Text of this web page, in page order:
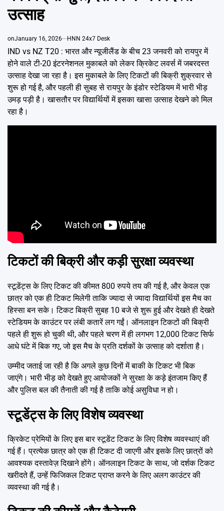
उत्साह
onJanuary 16, 2026 HNN 24x7 Desk
IND vs NZ T20 : भारत और न्यूजीलैंड के बीच 23 जनवरी को रायपुर में
होने वाले टी-20 इंटरनेशनल मुकाबले को लेकर क्रिकेट लवर्स में जबरदस्त
उत्साह देखा जा रहा है। इस मुकाबले के लिए टिकटों की बिक्री शुक्रवार से
शुरू हो गई है, और पहली ही सुबह से रायपुर के इंडोर स्टेडियम में भारी भीड़
उमड़ पड़ी है। खासतौर पर विद्यार्थियों में इसका खासा उत्साह देखने को मिल
रहा है।
टिकटों की बिक्री और कड़ी सुरक्षा व्यवस्था
स्टूडेंट्स के लिए टिकट की कीमत 800 रुपये तय की गई है, और केवल एक
छात्र को एक ही टिकट मिलेगी ताकि ज्यादा से ज्यादा विद्यार्थियों इस मैच का
हिस्सा बन सके। टिकट बिक्री सुबह 10 बजे से शुरू हुई और देखते ही देखते
स्टेडियम के काउंटर पर लंबी कतारें लग गईं। ऑनलाइन टिकटों की बिक्री
पहले ही शुरू हो चुकी थी, और पहले चरण में ही लगभग 12,000 टिकट सिर्फ
आधे घंटे में बिक गए, जो इस मैच के प्रति दर्शकों के उत्साह को दर्शाता है।
उम्मीद जताई जा रही है कि अगले कुछ दिनों में बाकी के टिकट भी बिक
जाएंगे। भारी भीड़ को देखते हुए आयोजकों ने सुरक्षा के कड़े इंतजाम किए हैं
और पुलिस बल की तैनाती की गई है ताकि कोई असुविधा न हो।
स्टूडेंट्स के लिए विशेष व्यवस्था
क्रिकेट प्रेमियों के लिए इस बार स्टूडेंट टिकट के लिए विशेष व्यवस्थाएं की
गई हैं। प्रत्येक छात्र को एक ही टिकट दी जाएगी और इसके लिए छात्रों को
आवश्यक दस्तावेज़ दिखाने होंगे। ऑनलाइन टिकट के साथ, जो दर्शक टिकट
खरीदते हैं, उन्हें फिजिकल टिकट प्राप्त करने के लिए अलग काउंटर की
व्यवस्था की गई है।